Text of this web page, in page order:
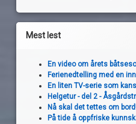
Mest lest
En video om årets
Ferienedtelling med en
En liten TV-serie som
Helgetur - del 2 -
Nå skal det tettes om
På tide å oppfriske